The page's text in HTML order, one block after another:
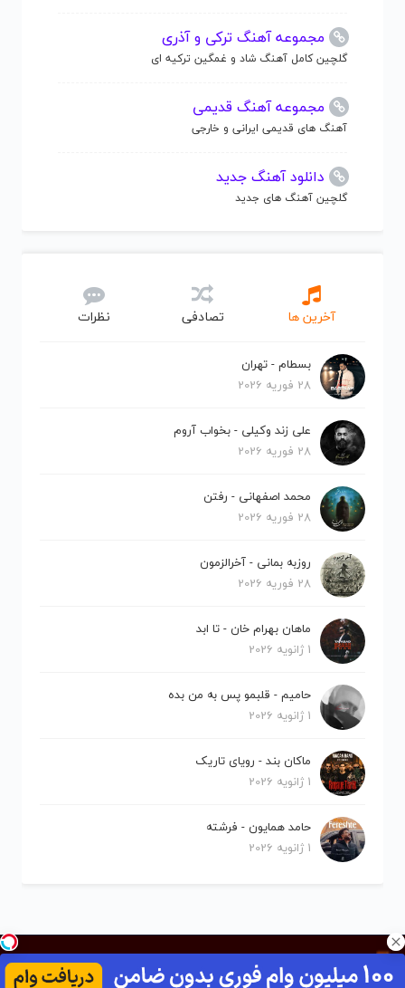
مجموعه آهنگ ترکی و آذری
گلچین کامل آهنگ شاد و غمگین ترکیه ای
مجموعه آهنگ قدیمی
آهنگ های قدیمی ایرانی و خارجی
دانلود آهنگ جدید
گلچین آهنگ های جدید
آخرین ها تصادفی نظرات
بسطام - تهران
28 فوریه 2026
علی زند وکیلی - بخواب آروم
28 فوریه 2026
محمد اصفهانی - رفتن
28 فوریه 2026
روزبه بمانی - آخرالزمون
28 فوریه 2026
ماهان بهرام خان - تا ابد
1 ژانویه 2026
حامیم - قلبمو پس به من بده
1 ژانویه 2026
ماکان بند - رویای تاریک
1 ژانویه 2026
حامد همایون - فرشته
1 ژانویه 2026
کلیه حقوق برای نیلو موزیک محفوظ است.